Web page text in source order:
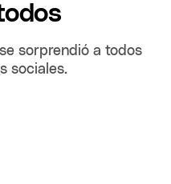
sorprendió a todos
sociales.